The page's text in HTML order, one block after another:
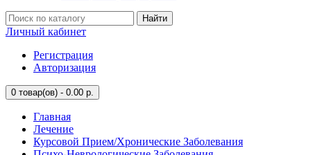
Найти
Личный кабинет
Регистрация
Авторизация
0 товар(ов) - 0.00 р.
Главная
Лечение
Курсовой Прием/Хронические Заболевания